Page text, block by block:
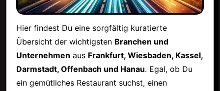
Hier findest Du eine sorgfältig kuratierte
Übersicht der wichtigsten Branchen und
Unternehmen aus Frankfurt, Wiesbaden, Kassel,
Darmstadt, Offenbach und Hanau. Egal, ob Du
ein gemütliches Restaurant suchst, einen